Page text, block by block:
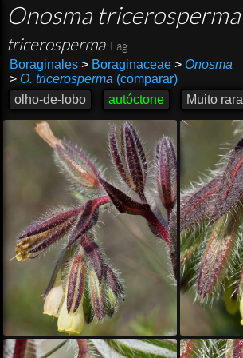
Onosma tricerosperma
tricerosperma
Lag.
Boraginales >Boraginaceae > Onosma
> O. tricerosperma (comparar)
olho-de-lobo
autóctone Muito rara